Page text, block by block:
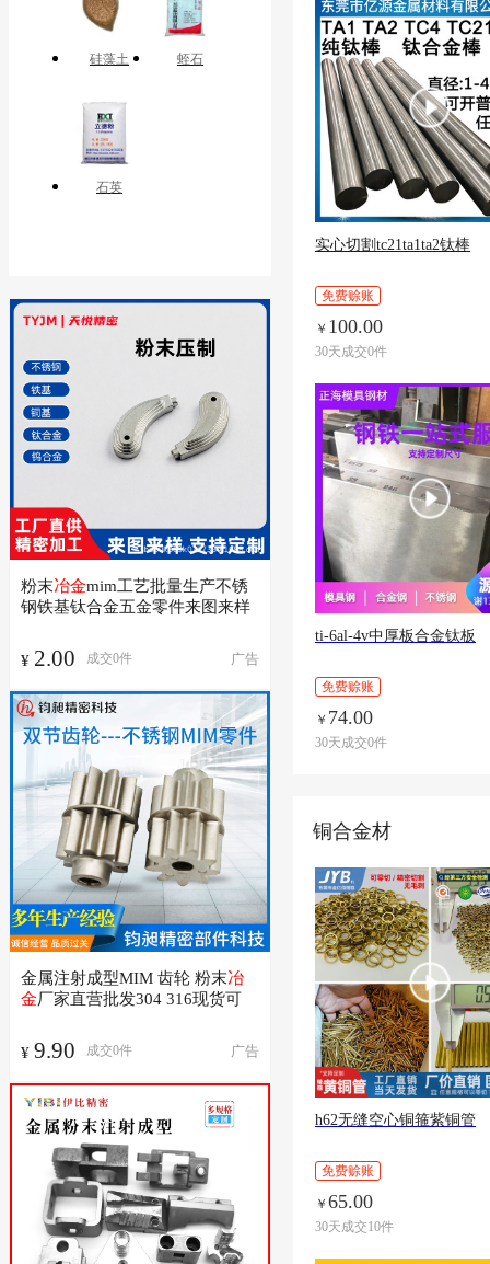
硅藻土 蛭石
石英
粉末冶金mim工艺批量生产不锈
钢铁基钛合金五金零件来图来样
¥ 2.00 成交0件 广告
金属注射成型MIM 齿轮 粉末冶
金厂家直营批发304 316现货可
¥ 9.90 成交0件 广告
实心切割tc21ta1ta2钛棒
免费赊账
￥ 100.00
30天成交0件
ti-6al-4v中厚板合金钛板
免费赊账
￥ 74.00
30天成交0件
铜合金材
h62无缝空心铜箍紫铜管
免费赊账
￥ 65.00
30天成交10件